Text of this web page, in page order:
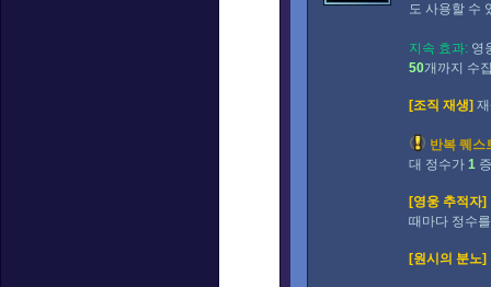
도 사용할 수
지속 효과: 영
50개까지 수
[조직 재생]
반복 퀘스
대 정수가 1
[영웅 추적자]
때마다 정수
[원시의 분노]